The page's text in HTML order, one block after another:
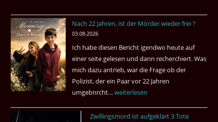
Nach 22 Jahren, ist der Mörder wieder frei ?
03.08.2026
Ich habe diesen Bericht igendwo heute auf
einer seite gelesen und dann recherchiert. Was
mich dazu antrieb, war die Frage ob der
Polizist, der ein Paar vor 22 Jahren
umgebnrcht… Nach
Jahren,
weiterlesen
Zwillingsmord ist aufgeklärt 3 Tote